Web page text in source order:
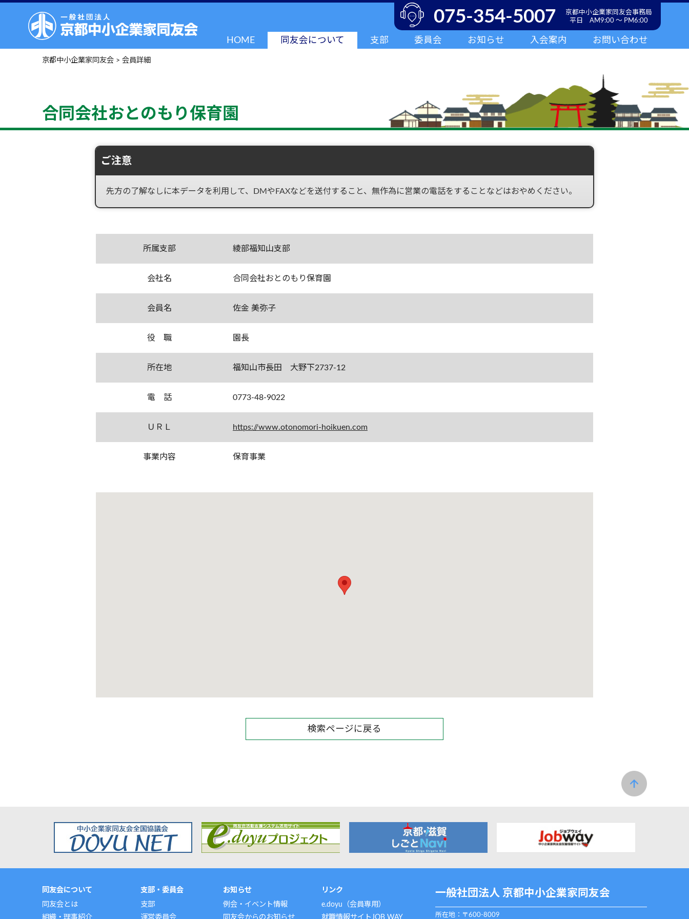
HOME 同友会について 支部 委員会 お知らせ 入会案内 お問い合わせ
075-354-5007
京都中小企業家同友会事務局
平日 AM9:00 ～ PM6:00
京都中小企業家同友会 > 会員詳細
合同会社おとのもり保育園
ご注意
先方の了解なしに本データを利用して、DMやFAXなどを送付すること、無作為に営業の電話をすることなどはおやめください。
所属支部 綾部福知山支部
会社名 合同会社おとのもり保育園
会員名 佐金 美弥子
役 職 園長
所在地 福知山市長田 大野下2737-12
電 話 0773-48-9022
ＵＲＬ https://www.otonomori-hoikuen.com
事業内容 保育事業
検索ページに戻る
同友会について
同友会とは
組織・理事紹介
支部・委員会
支部
運営委員会
お知らせ
例会・イベント情報
同友会からのお知らせ
リンク
e.doyu（会員専用）
就職情報サイトJOB WAY
一般社団法人 京都中小企業家同友会
所在地：〒600-8009